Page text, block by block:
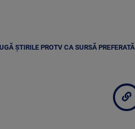
ȘTIRILE PROTV CA SURSĂ PREFERATĂ